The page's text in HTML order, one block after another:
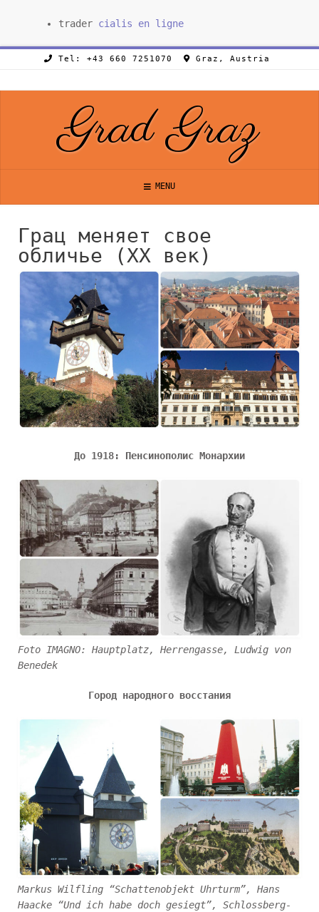
trader cialis en ligne
Tel: +43 660 7251070 Graz, Austria
Grad Graz
MENU
Грац меняет свое
обличье (ХХ век)
До 1918: Пенсинополис Монархии
Foto IMAGNO: Hauptplatz, Herrengasse, Ludwig von
Benedek
Город народного восстания
Markus Wilfling “Schattenobjekt Uhrturm”, Hans
Haacke “Und ich habe doch gesiegt”, Schlossberg-